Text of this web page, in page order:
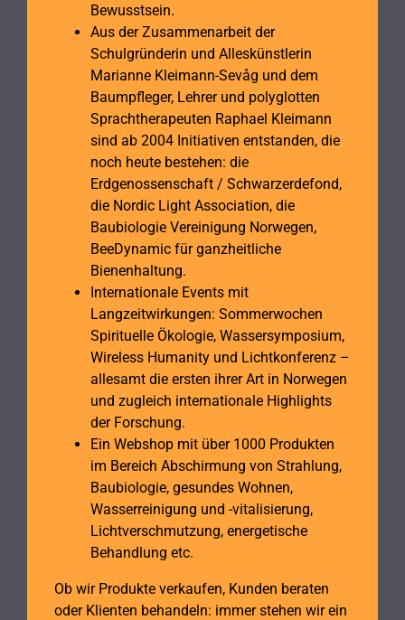
Bewusstsein.
Aus der Zusammenarbeit der
Schulgründerin und Alleskünstlerin
Marianne Kleimann-Sevåg und dem
Baumpfleger, Lehrer und polyglotten
Sprachtherapeuten Raphael Kleimann
sind ab 2004 Initiativen entstanden, die
noch heute bestehen: die
Erdgenossenschaft / Schwarzerdefond,
die Nordic Light Association, die
Baubiologie Vereinigung Norwegen,
BeeDynamic für ganzheitliche
Bienenhaltung.
Internationale Events mit
Langzeitwirkungen: Sommerwochen
Spirituelle Ökologie, Wassersymposium,
Wireless Humanity und Lichtkonferenz –
allesamt die ersten ihrer Art in Norwegen
und zugleich internationale Highlights
der Forschung.
Ein Webshop mit über 1000 Produkten
im Bereich Abschirmung von Strahlung,
Baubiologie, gesundes Wohnen,
Wasserreinigung und -vitalisierung,
Lichtverschmutzung, energetische
Behandlung etc.
Ob wir Produkte verkaufen, Kunden beraten
oder Klienten behandeln: immer stehen wir ein